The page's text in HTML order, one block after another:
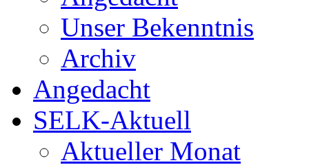
Unser Bekenntnis
Archiv
Angedacht
SELK-Aktuell
Aktueller Monat